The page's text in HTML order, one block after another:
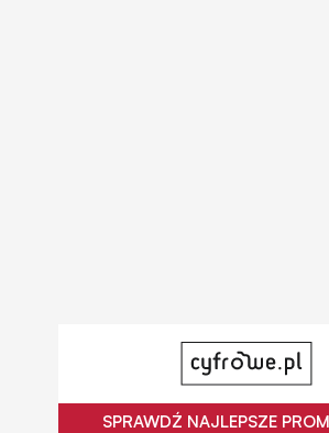
SPRAWDŹ NAJLEPSZE